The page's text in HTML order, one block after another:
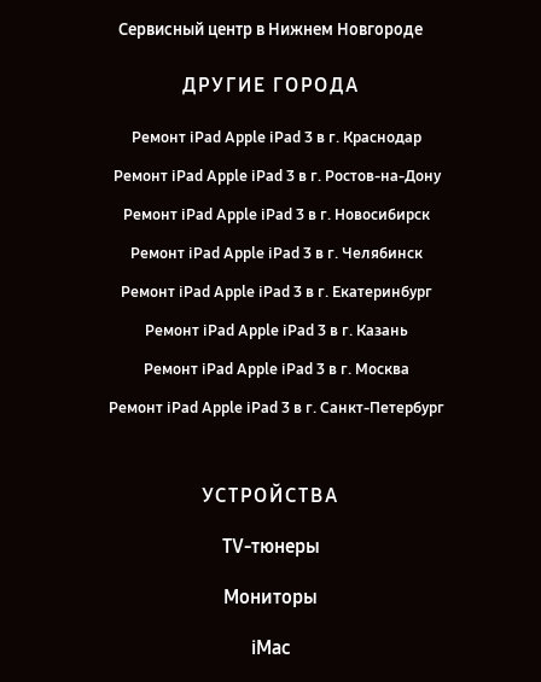
Сервисный центр в Нижнем Новгороде
ДРУГИЕ ГОРОДА
Ремонт iPad Apple iPad 3 в г. Краснодар
Ремонт iPad Apple iPad 3 в г. Ростов-на-Дону
Ремонт iPad Apple iPad 3 в г. Новосибирск
Ремонт iPad Apple iPad 3 в г. Челябинск
Ремонт iPad Apple iPad 3 в г. Екатеринбург
Ремонт iPad Apple iPad 3 в г. Казань
Ремонт iPad Apple iPad 3 в г. Москва
Ремонт iPad Apple iPad 3 в г. Санкт-Петербург
УСТРОЙСТВА
TV-тюнеры
Мониторы
iMac